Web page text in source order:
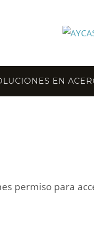
EN
permiso para